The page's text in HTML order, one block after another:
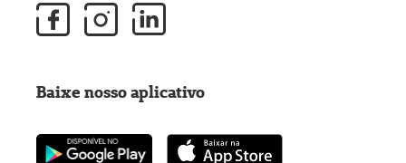
Baixe nosso aplicativo